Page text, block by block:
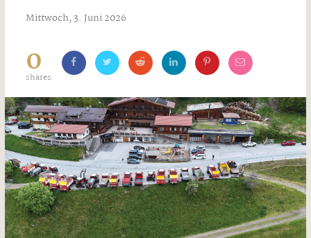
Mittwoch, 3. Juni 2026
0
shares